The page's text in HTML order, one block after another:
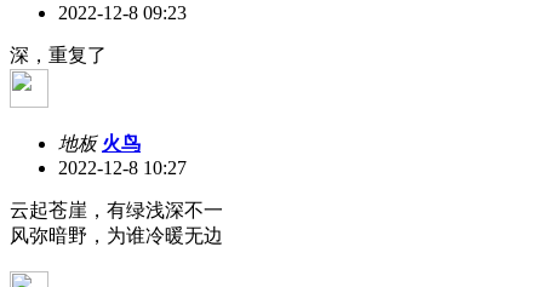
2022-12-8 09:23
深，重复了
地板 火鸟
2022-12-8 10:27
云起苍崖，有绿浅深不一
风弥暗野，为谁冷暖无边